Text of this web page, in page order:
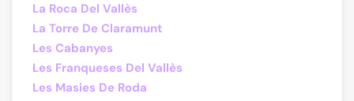
La Roca Del Vallès
La Torre De Claramunt
Les Cabanyes
Les Franqueses Del Vallès
Les Masies De Roda